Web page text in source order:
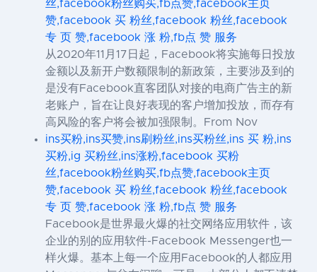
丝,facebook粉丝购买,fb点赞,facebook主页
赞,facebook 买 粉丝,facebook 粉丝,facebook
专 页 赞,facebook 涨 粉,fb点 赞 服务
从2020年11月17日起，Facebook将实施每日投放
金额以及新开户数额限制的新政策，主要涉及到的
是没有Facebook直客团队对接的电商广告主的新
老账户，旨在让良好表现的客户增加投放，而存有
高风险的客户将会被加强限制。From Nov
ins买粉,ins买赞,ins刷粉丝,ins买粉丝,ins 买 粉,ins
买粉,ig 买粉丝,ins涨粉,facebook 买粉
丝,facebook粉丝购买,fb点赞,facebook主页
赞,facebook 买 粉丝,facebook 粉丝,facebook
专 页 赞,facebook 涨 粉,fb点 赞 服务
Facebook是世界最火爆的社交网络应用软件，该
企业的别的应用软件-Facebook Messenger也一
样火爆。基本上每一个应用Facebook的人都应用